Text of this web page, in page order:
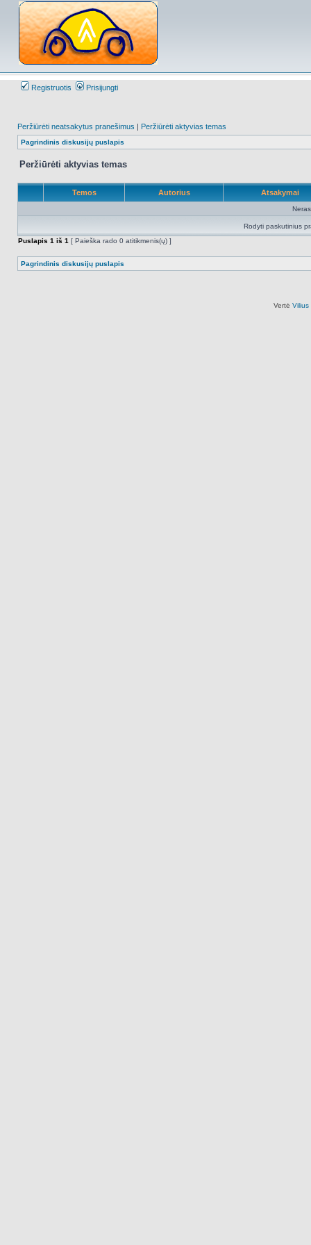
Registruotis Prisijungti
Peržiūrėti neatsakytus pranešimus | Peržiūrėti aktyvias temas
Pagrindinis diskusijų puslapis
Peržiūrėti aktyvias temas
Temos Autorius Atsakymai
Rodyti paskutinius
Puslapis 1 iš 1 [ Paieška rado 0 atitikmenis(ų) ]
Pagrindinis diskusijų puslapis
Vertė Vilius